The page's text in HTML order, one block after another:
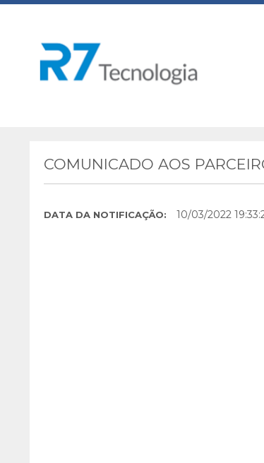
COMUNICADO AOS
DATA DA NOTIFICAÇÃO: 10/03/2022